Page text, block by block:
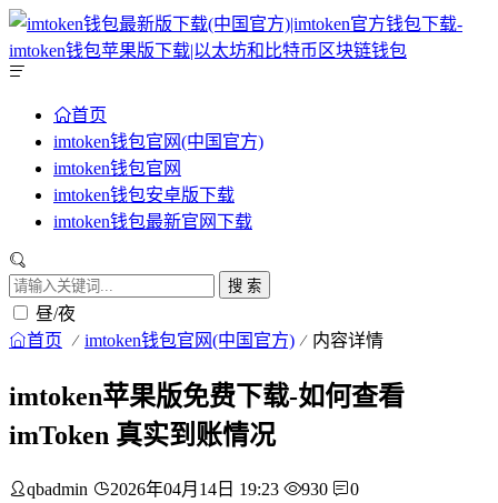
首页
imtoken钱包官网(中国官方)
imtoken钱包官网
imtoken钱包安卓版下载
imtoken钱包最新官网下载
搜 索
昼/夜
首页 imtoken钱包官网(中国官方) 内容详情
imtoken苹果版免费下载-如何查看
imToken 真实到账情况
qbadmin 2026年04月14日 19:23 930 0